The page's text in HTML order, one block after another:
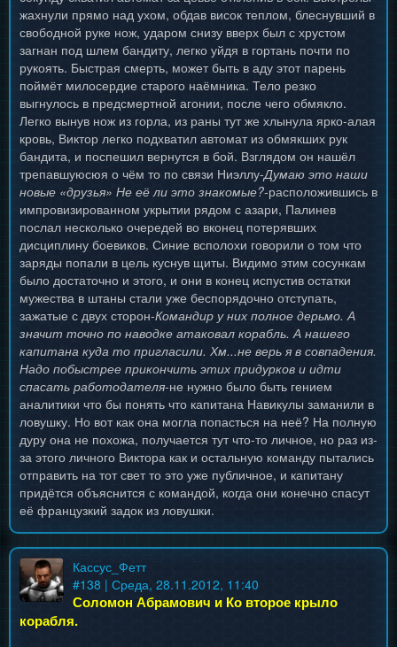
жахнули прямо над ухом, обдав висок теплом, блеснувший в
свободной руке нож, ударом снизу вверх был с хрустом
загнан под шлем бандиту, легко уйдя в гортань почти по
рукоять. Быстрая смерть, может быть в аду этот парень
поймёт милосердие старого наёмника. Тело резко
выгнулось в предсмертной агонии, после чего обмякло.
Легко вынув нож из горла, из раны тут же хлынула ярко-алая
кровь, Виктор легко подхватил автомат из обмякших рук
бандита, и поспешил вернутся в бой. Взглядом он нашёл
трепавшуюсюя о чём то по связи Ниэллу-Думаю это наши
новые «друзья» Не её ли это знакомые?-расположившись в
импровизированном укрытии рядом с азари, Палинев
послал несколько очередей во вконец потерявших
дисциплину боевиков. Синие всполохи говорили о том что
заряды попали в цель куснув щиты. Видимо этим сосункам
было достаточно и этого, и они в конец испустив остатки
мужества в штаны стали уже беспорядочно отступать,
зажатые с двух сторон-Командир у них полное дерьмо. А
значит точно по наводке атаковал корабль. А нашего
капитана куда то пригласили. Хм...не верь я в совпадения.
Надо побыстрее прикончить этих придурков и идти
спасать работодателя-не нужно было быть гением
аналитики что бы понять что капитана Навикулы заманили в
ловушку. Но вот как она могла попасться на неё? На полную
дуру она не похожа, получается тут что-то личное, но раз из-
за этого личного Виктора как и остальную команду пытались
отправить на тот свет то это уже публичное, и капитану
придётся объяснится с командой, когда они конечно спасут
её французкий задок из ловушки.
Кассус_Фетт
#138 | Среда, 28.11.2012, 11:40
Соломон Абрамович и Ко второе крыло
корабля.